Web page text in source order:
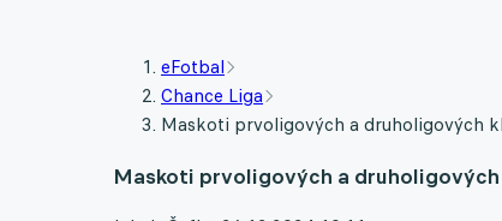
eFotbal
Chance Liga
Maskoti prvoligových a druholigových
Maskoti prvoligových a